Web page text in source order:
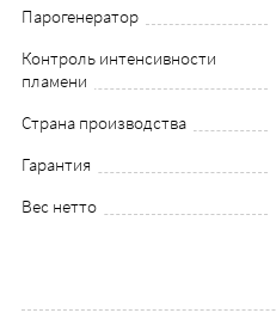
Парогенератор
Контроль интенсивности
пламени
Страна производства
Гарантия
Вес нетто